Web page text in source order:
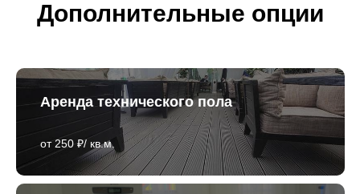
Дополнительные опции
Аренда технического пола
от 250 ₽/ кв.м.